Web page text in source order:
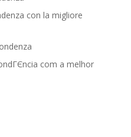
con la migliore
com a melhor